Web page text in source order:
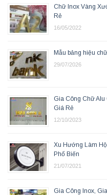
Chữ Inox Vàng
Rẻ
16/05/2022
Mẫu bảng hiệu
29/07/2026
Gia Công Chữ
Giá Rẻ
12/10/2023
Xu Hướng Làm
Phổ Biến
21/07/2021
Gia Công Inox,